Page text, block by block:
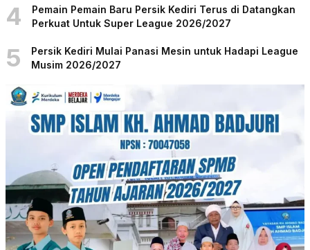
4
Pemain Pemain Baru Persik Kediri Terus di Datangkan
Perkuat Untuk Super League 2026/2027
5
Persik Kediri Mulai Panasi Mesin untuk Hadapi League
Musim 2026/2027